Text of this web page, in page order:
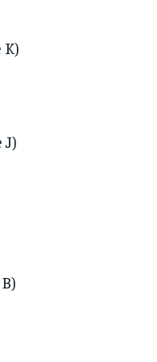
month after the first one until you
opt out of the monthly subscription.
month after the first one until you
opt out of the monthly subscription.